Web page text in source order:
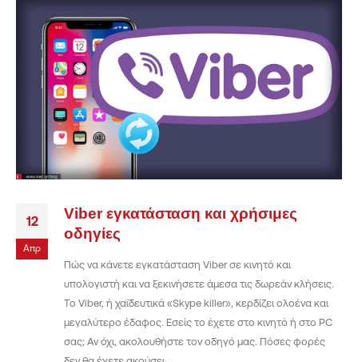
12
Απρ
Viber εγκατάσταση και χρήσιμες
οδηγίες
Πώς να κάνετε εγκατάσταση Viber σε κινητό και
υπολογιστή και να ξεκινήσετε άμεσα τις δωρεάν κλήσεις.
Το Viber, ή χαϊδευτικά «Skype killer», κερδίζει ολοένα και
μεγαλύτερο έδαφος. Εσείς το έχετε στο κινητό ή στο PC
σας; Αν όχι, ακολουθήστε τον οδηγό μας. Πόσες φορές